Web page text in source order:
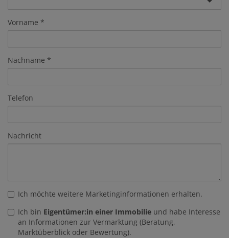
Vorname
Nachname
Telefon
Nachricht
Ich möchte weitere Marketinginformationen erhalten.
Ich bin Eigentümer:in einer Immobilie und habe Interesse
an Informationen zur Vermarktung (Beratung,
Marktüberblick oder Bewertung).